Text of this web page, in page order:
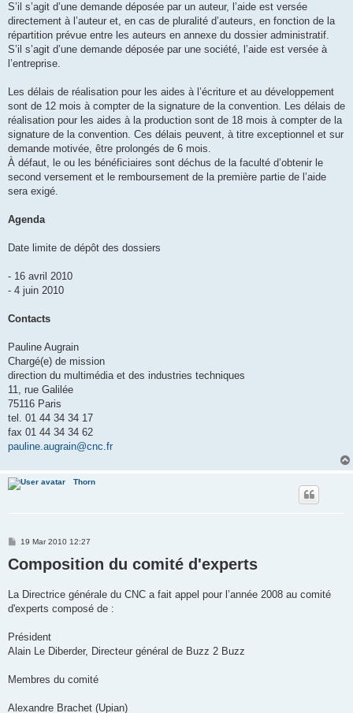
S’il s’agit d’une demande déposée par un auteur, l’aide est versée
directement à l’auteur et, en cas de pluralité d’auteurs, en fonction de la
répartition prévue entre les auteurs en annexe du dossier administratif.
S’il s’agit d’une demande déposée par une société, l’aide est versée à
l’entreprise.
Les délais de réalisation pour les aides à l’écriture et au développement
sont de 12 mois à compter de la signature de la convention. Les délais de
réalisation pour les aides à la production sont de 18 mois à compter de la
signature de la convention. Ces délais peuvent, à titre exceptionnel et sur
demande motivée, être prolongés de 6 mois.
À défaut, le ou les bénéficiaires sont déchus de la faculté d’obtenir le
second versement et le remboursement de la première partie de l’aide
sera exigé.
Agenda
Date limite de dépôt des dossiers
- 16 avril 2010
- 4 juin 2010
Contacts
Pauline Augrain
Chargé(e) de mission
direction du multimédia et des industries techniques
11, rue Galilée
75116 Paris
tel. 01 44 34 34 17
fax 01 44 34 34 62
pauline.augrain@cnc.fr
Thorn
P
s
t
19 Mar 2010 12:27
Composition du comité d'experts
La Directrice générale du CNC a fait appel pour l’année 2008 au comité
d'experts composé de :
Président
Alain Le Diberder, Directeur général de Buzz 2 Buzz
Membres du comité
Alexandre Brachet (Upian)